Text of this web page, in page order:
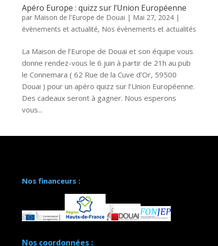
Apéro Europe : quizz sur l’Union Européenne
par Maison de l'Europe de Douai | Mai 27, 2024|
évènements et actualité, Nos évènements et actualités
La Maison de l’Europe de Douai et son équipe vous
donne rendez-vous le 6 juin à partir de 21h au pub
le Connemara ( 62 Rue de la Cuve d’Or, 59500
Douai ) pour un apéro quizz sur l’Union Européenne.
Des cadeaux seront à gagner. Nous esperons
vous...
Nos financeurs :
Nos coordonnées :